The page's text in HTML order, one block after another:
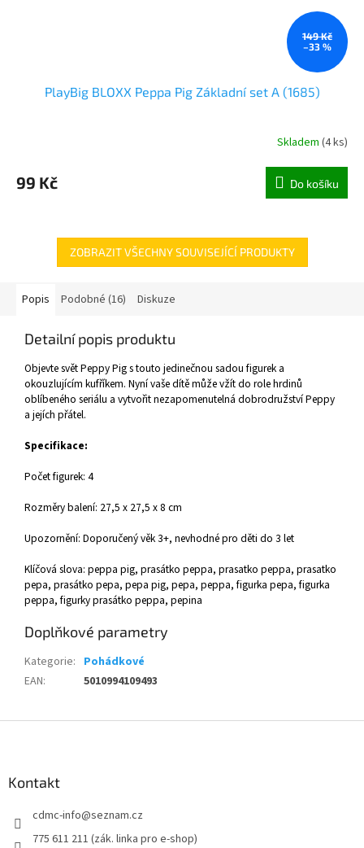
149 Kč
–33 %
PlayBig BLOXX Peppa Pig Základní set A (1685)
Skladem (4 ks)
99 Kč Do košíku
ZOBRAZIT VŠECHNY SOUVISEJÍCÍ PRODUKTY
Popis Podobné (16) Diskuze
Detailní popis produktu
Objevte svět Peppy Pig s touto jedinečnou sadou figurek a
okouzlujícím kufříkem. Nyní vaše dítě může vžít do role hrdinů
oblíbeného seriálu a vytvořit nezapomenutelná dobrodružství Peppy
a jejích přátel.
Specifikace:
Počet figurek: 4
Rozměry balení: 27,5 x 27,5 x 8 cm
Upozornění: Doporučený věk 3+, nevhodné pro děti do 3 let
Klíčová slova: peppa pig, prasátko peppa, prasatko peppa, prasatko
pepa, prasátko pepa, pepa pig, pepa, peppa, figurka pepa, figurka
peppa, figurky prasátko peppa, pepina
Doplňkové parametry
Kategorie: Pohádkové
EAN: 5010994109493
Kontakt
cdmc-info@seznam.cz
775 611 211 (zák. linka pro e-shop)